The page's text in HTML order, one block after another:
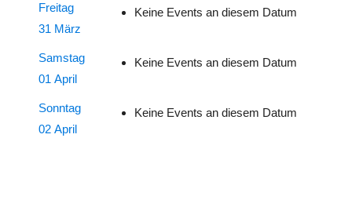
Freitag
31 März
Keine Events an diesem Datum
Samstag
01 April
Keine Events an diesem Datum
Sonntag
02 April
Keine Events an diesem Datum